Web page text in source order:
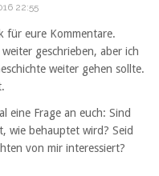
22:55
für eure Kommentare.
geschrieben, aber ich
weiter gehen sollte.
eine Frage an euch: Sind
wie behauptet wird? Seid
von mir interessiert?